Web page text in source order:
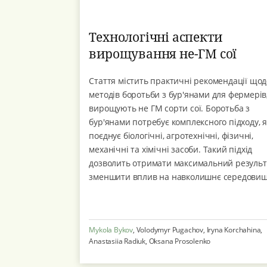
Технологічні аспекти
вирощування не-ГМ сої
Стаття містить практичні рекомендації
методів боротьби з бур'янами для фермерів,
вирощують не ГМ сорти сої. Боротьба з
бур'янами потребує комплексного підходу,
поєднує біологічні, агротехнічні, фізичні,
механічні та хімічні засоби. Такий підхід
дозволить отримати максимальний
зменшити вплив на навколишнє
Mykola Bykov, Volodymyr Pugachov, Iryna Korchahina,
Anastasiia Radiuk, Oksana Prosolenko